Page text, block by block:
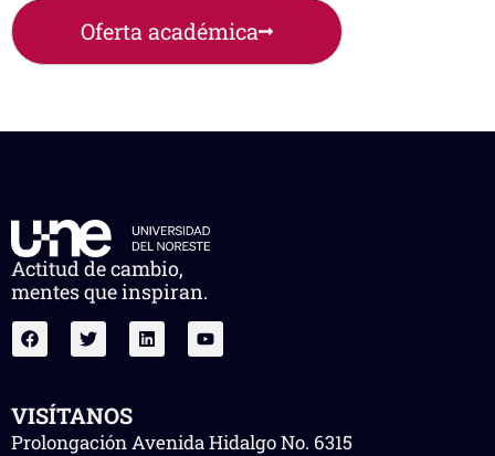
Oferta académica
Actitud de cambio,
mentes que inspiran.
VISÍTANOS
Prolongación Avenida Hidalgo No. 6315